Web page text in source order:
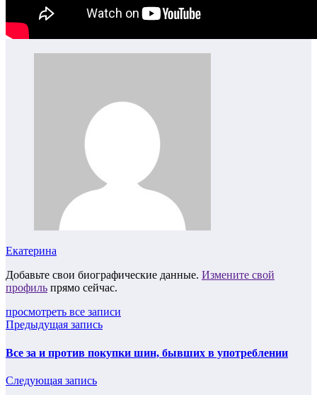
Екатерина
Добавьте свои биографические данные. Измените свой
профиль прямо сейчас.
просмотреть все записи
Предыдущая запись
Все за и против покупки шин, бывших в употреблении
Следующая запись